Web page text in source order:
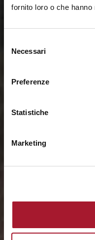
fornito loro o che
delNecessari
Preferenze
Statistiche
Marketing